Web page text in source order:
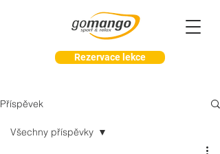
Rezervace lekce
Příspěvek
Všechny příspěvky